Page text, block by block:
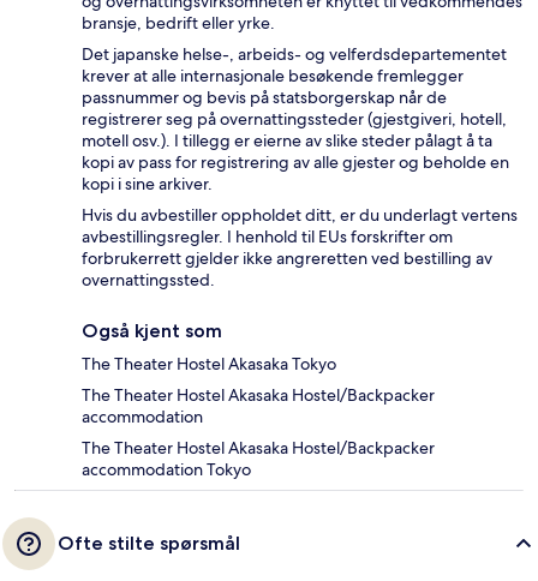
bransje, bedrift eller yrke.
Det japanske helse-, arbeids- og velferdsdepartementet
krever at alle internasjonale besøkende fremlegger
passnummer og bevis på statsborgerskap når de
registrerer seg på overnattingssteder (gjestgiveri, hotell,
motell osv.). I tillegg er eierne av slike steder pålagt å ta
kopi av pass for registrering av alle gjester og beholde en
kopi i sine arkiver.
Hvis du avbestiller oppholdet ditt, er du underlagt vertens
avbestillingsregler. I henhold til EUs forskrifter om
forbrukerrett gjelder ikke angreretten ved bestilling av
overnattingssted.
Også kjent som
The Theater Hostel Akasaka Tokyo
The Theater Hostel Akasaka Hostel/Backpacker
accommodation
The Theater Hostel Akasaka Hostel/Backpacker
accommodation Tokyo
Ofte stilte spørsmål